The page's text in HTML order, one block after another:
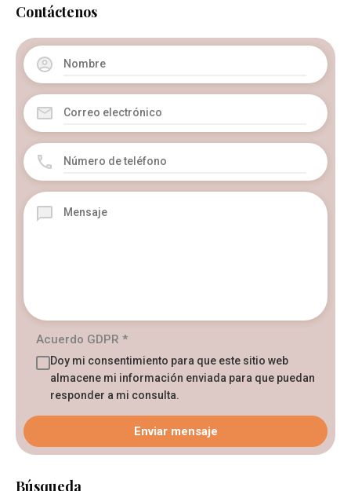
Contáctenos
Acuerdo GDPR *
Doy mi consentimiento para que este sitio web
almacene mi información enviada para que puedan
responder a mi consulta.
Búsqueda